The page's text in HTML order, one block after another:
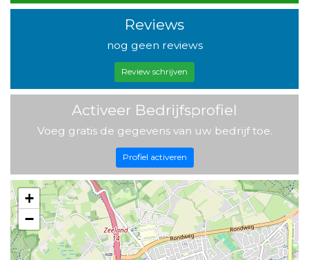
Reviews
nog geen reviews
Review schrijven
Activeer Bedrijfsprofiel
Voeg gratis de gegevens van uw bedrijf toe.
Profiel activeren
+
−